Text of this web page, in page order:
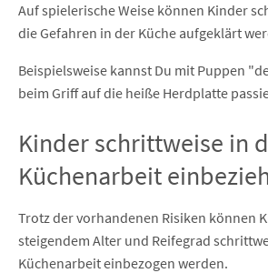
Auf spielerische Weise können Kinder
die Gefahren in der Küche aufgeklärt
Beispielsweise kannst Du mit Puppen
beim Griff auf die heiße Herdplatte
Kinder schrittweise in
Küchenarbeit
Trotz der vorhandenen Risiken können
steigendem Alter und Reifegrad
Küchenarbeit einbezogen werden.